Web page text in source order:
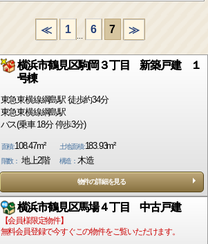
≪ 1
...
6 7 ≫
横浜市鶴見区駒岡３丁目 新築戸建 １
号棟
東急東横線綱島駅 徒歩約34分
東急東横線綱島駅
バス(乗車 18分 停歩3分)
面積:108.47m² 土地面積:183.93m²
階数： 地上2階 構造： 木造
物件の詳細を見る
横浜市鶴見区馬場４丁目 中古戸建
【会員様限定物件】
無料会員登録で今すぐこの物件をご覧いただけます。